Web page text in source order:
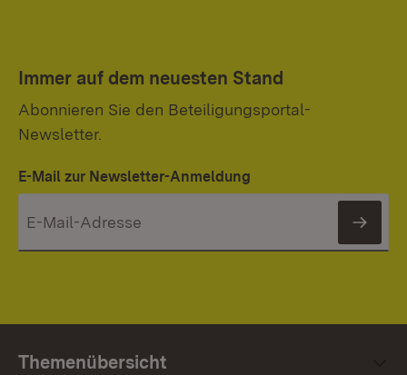
Immer auf dem neuesten Stand
Abonnieren Sie den Beteiligungsportal-
Newsletter.
E-Mail zur Newsletter-Anmeldung
Themenübersicht